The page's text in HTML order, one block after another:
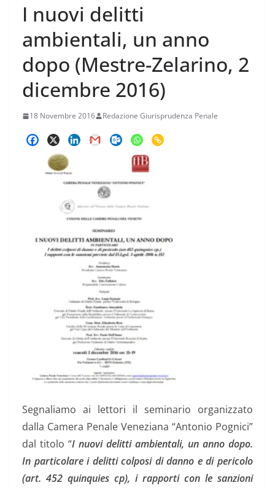
I nuovi delitti
ambientali, un anno
dopo (Mestre-Zelarino, 2
dicembre 2016)
18 Novembre 2016 Redazione Giurisprudenza Penale
Segnaliamo ai lettori il seminario organizzato
dalla Camera Penale Veneziana “Antonio Pognici”
dal titolo “I nuovi delitti ambientali, un anno dopo.
In particolare i delitti colposi di danno e di pericolo
(art. 452 quinquies cp), i rapporti con le sanzioni